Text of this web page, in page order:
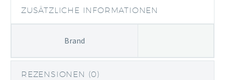
ZUSÄTZLICHE INFORMATIONEN
Brand
REZENSIONEN (0)